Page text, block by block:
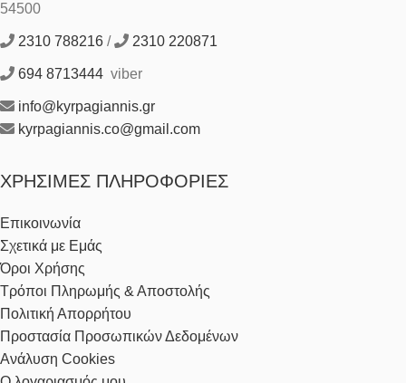
54500
2310 788216 / 2310 220871
694 8713444 viber
info@kyrpagiannis.gr
kyrpagiannis.co@gmail.com
ΧΡΉΣΙΜΕΣ ΠΛΗΡΟΦΟΡΊΕΣ
Επικοινωνία
Σχετικά με Εμάς
Όροι Χρήσης
Τρόποι Πληρωμής & Αποστολής
Πολιτική Απορρήτου
Προστασία Προσωπικών Δεδομένων
Ανάλυση Cookies